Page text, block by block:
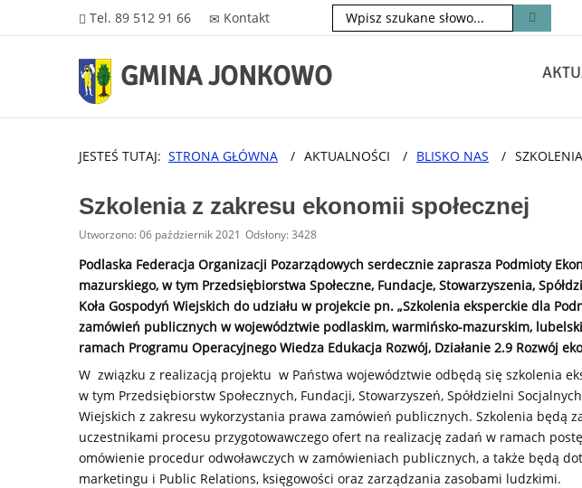
Tel. 89 512 91 66 Kontakt
GMINA JONKOWO
JESTEŚ TUTAJ: STRONA GŁÓWNA / AKTUALNOŚCI / BLISKO NAS /
Szkolenia z zakresu ekonomii społecznej
Utworzono: 06 październik 2021 Odsłony: 3428
Podlaska Federacja Organizacji Pozarządowych serdecznie zaprasza Podmioty
mazurskiego, w tym Przedsiębiorstwa Społeczne, Fundacje, Stowarzyszenia,
Koła Gospodyń Wiejskich do udziału w projekcie pn. „Szkolenia eksperckie dla
zamówień publicznych w województwie podlaskim, warmińsko-mazurskim,
ramach Programu Operacyjnego Wiedza Edukacja Rozwój, Działanie 2.9 Rozwój
W związku z realizacją projektu w Państwa województwie odbędą się szkolenia
w tym Przedsiębiorstw Społecznych, Fundacji, Stowarzyszeń, Spółdzielni
Wiejskich z zakresu wykorzystania prawa zamówień publicznych. Szkolenia będą
uczestnikami procesu przygotowawczego ofert na realizację zadań w ramach
omówienie procedur odwoławczych w zamówieniach publicznych, a także będą
marketingu i Public Relations, księgowości oraz zarządzania zasobami ludzkimi.